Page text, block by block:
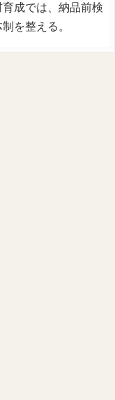
成では、納品前検
を整える。